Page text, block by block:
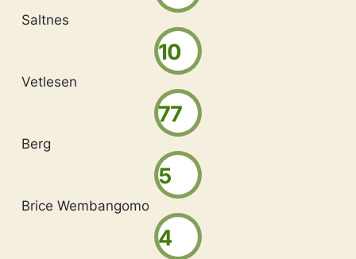
Saltnes
10
Vetlesen
77
Berg
5
Brice Wembangomo
4